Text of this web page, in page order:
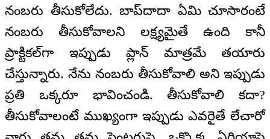
నంబరు తీసుకోలేదు. బాప్‌దాదా ఏమి చూసారంటే
నంబరు తీసుకోవాలని లక్ష్యమైతే ఉంది కానీ
ప్రాక్టికల్‌గా ఇప్పుడు ప్లాన్‌ మాత్రమే తయారు
చేస్తున్నారు. నేను నంబరు తీసుకోవాలి అని ఇప్పుడు
ప్రతి ఒక్కరూ భావించండి. తీసుకోవాలి కదా?
తీసుకోవాలంటే ముఖ్యంగా ఇప్పుడు ఎవరైతే లేచారో